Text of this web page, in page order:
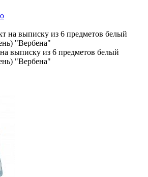
выписку из 6 предметов белый
"Вербена"